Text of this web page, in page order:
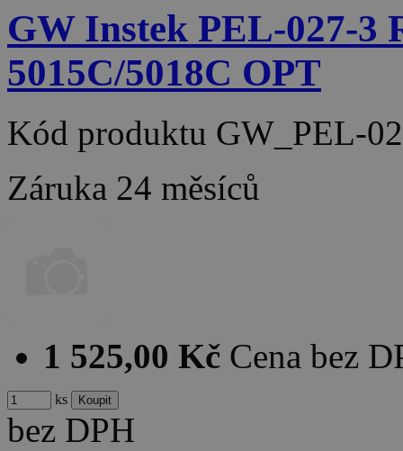
GW Instek PEL-027-
5015C/5018C OPT
Kód produktu GW_PEL-
Záruka 24 měsíců
1 525,00 Kč Cena bez
ks
bez DPH